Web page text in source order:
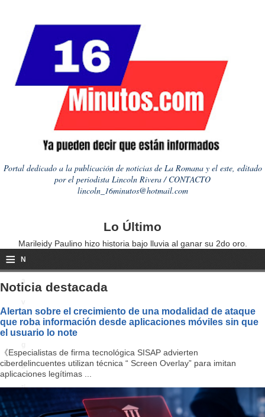
Portal dedicado a la publicación de noticias de La Romana y el este, editado
por el periodista Lincoln Rivera / CONTACTO
lincoln_16minutos@hotmail.com
Lo Último
Marileidy Paulino hizo historia bajo lluvia al ganar su 2do oro.
≡ N
a
i
a
ti
o
Noticia destacada
Alertan sobre el crecimiento de una modalidad de ataque
que roba información desde aplicaciones móviles sin que
el usuario lo note
《Especialistas de firma tecnológica SISAP advierten
ciberdelincuentes utilizan técnica “ Screen Overlay” para imitan
aplicaciones legítimas ...